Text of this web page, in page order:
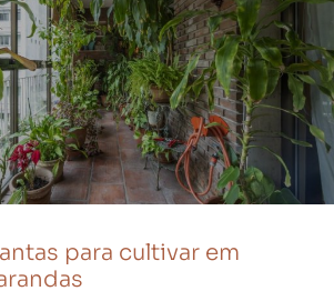
para cultivar em